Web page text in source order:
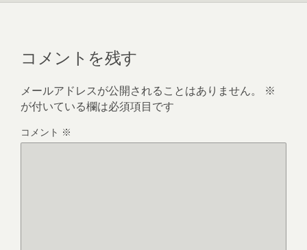
コメントを残す
メールアドレスが公開されることはありません。
※
が付いている欄は必須項目です
コメント ※